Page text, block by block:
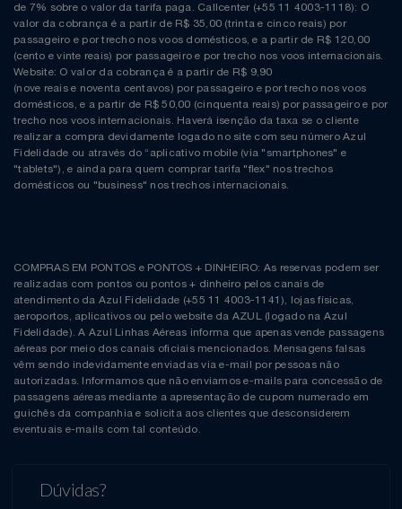
de 7% sobre o valor da tarifa paga. Callcenter (+55 11 4003-1118): O
valor da cobrança é a partir de R$ 35,00 (trinta e cinco reais) por
passageiro e por trecho nos voos domésticos, e a partir de R$ 120,00
(cento e vinte reais) por passageiro e por trecho nos voos internacionais.
Website: O valor da cobrança é a partir de R$ 9,90
(nove reais e noventa centavos) por passageiro e por trecho nos voos
domésticos, e a partir de R$ 50,00 (cinquenta reais) por passageiro e por
trecho nos voos internacionais. Haverá isenção da taxa se o cliente
realizar a compra devidamente logado no site com seu número Azul
Fidelidade ou através do “aplicativo mobile (via "smartphones" e
"tablets"), e ainda para quem comprar tarifa "flex" nos trechos
domésticos ou "business" nos trechos internacionais.
COMPRAS EM PONTOS e PONTOS + DINHEIRO: As reservas podem ser
realizadas com pontos ou pontos + dinheiro pelos canais de
atendimento da Azul Fidelidade (+55 11 4003-1141), lojas físicas,
aeroportos, aplicativos ou pelo website da AZUL (logado na Azul
Fidelidade). A Azul Linhas Aéreas informa que apenas vende passagens
aéreas por meio dos canais oficiais mencionados. Mensagens falsas
vêm sendo indevidamente enviadas via e-mail por pessoas não
autorizadas. Informamos que não enviamos e-mails para concessão de
passagens aéreas mediante a apresentação de cupom numerado em
guichês da companhia e solicita aos clientes que desconsiderem
eventuais e-mails com tal conteúdo.
Dúvidas?